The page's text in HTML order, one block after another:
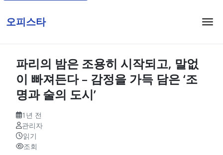
오피스타
파리의 밤은 조용히 시작되고, 말없
이 빠져든다 – 감정을 가득 담은 ‘조
명과 술의 도시’
1년 전
관리자
읽기
조회